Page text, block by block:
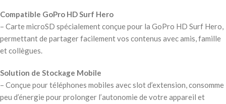
Compatible GoPro HD Surf Hero
– Carte microSD spécialement conçue pour la GoPro HD Surf Hero,
permettant de partager facilement vos contenus avec amis, famille
et collègues.
Solution de Stockage Mobile
– Conçue pour téléphones mobiles avec slot d’extension, consomme
peu d’énergie pour prolonger l’autonomie de votre appareil et